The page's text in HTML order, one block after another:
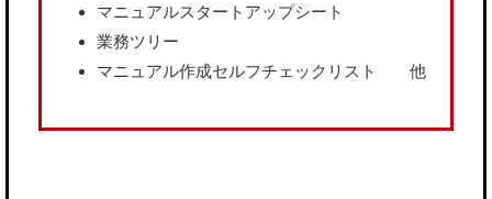
マニュアルスタートアップシート
業務ツリー
マニュアル作成セルフチェックリスト 他